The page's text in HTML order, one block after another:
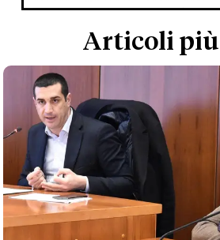
Articoli